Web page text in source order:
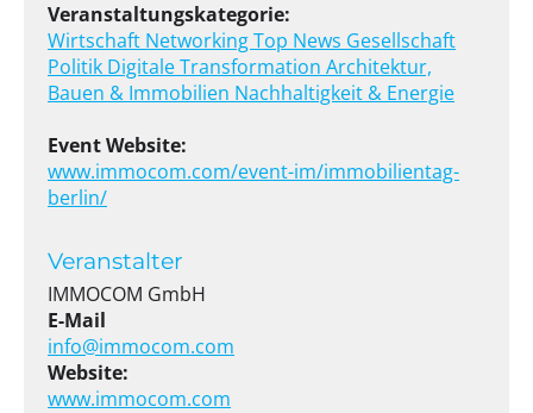
Veranstaltungskategorie:
Wirtschaft NetworkingTop News Gesellschaft
Politik Digitale Transformation Architektur,
Bauen & Immobilien Nachhaltigkeit & Energie
Event Website:
www.immocom.com/event-im/immobilientag-
berlin/
Veranstalter
IMMOCOM GmbH
E-Mail
info@immocom.com
Website:
www.immocom.com